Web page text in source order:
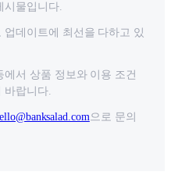
시물입니다.
데이트에 최선을 다하고 있
서 상품 정보와 이용 조건
바랍니다.
으로 문의